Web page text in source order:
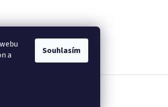
a
Souhlasím